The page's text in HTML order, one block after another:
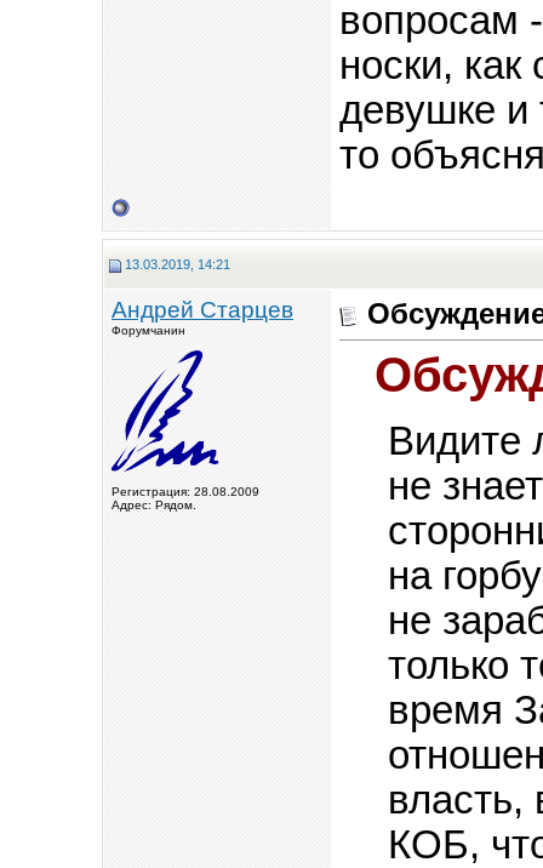
вопросам
носки, как
девушке и
то
13.03.2019, 14:21
Андрей Старцев
Форумчанин
Регистрация: 28.08.2009
Адрес: Рядом.
Видите
не
на
не
только
время
власть,
КОБ,